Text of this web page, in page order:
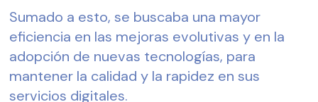
Sumado a esto, se buscaba una mayor
eficiencia en las mejoras evolutivas y en la
adopción de nuevas tecnologías, para
mantener la calidad y la rapidez en sus
servicios digitales.